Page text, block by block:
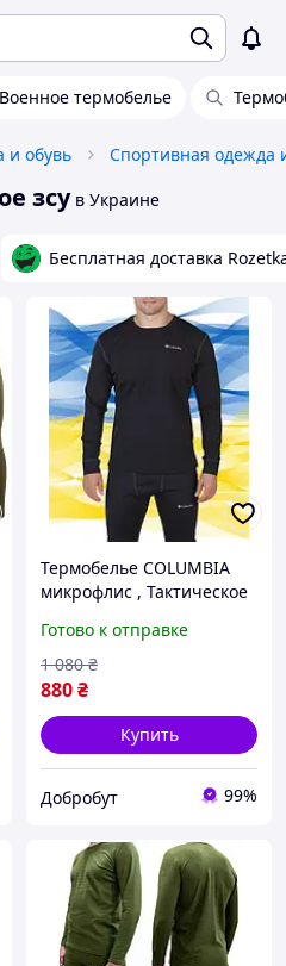
Военное термобелье
и обувь Спортивная одежда
зсув Украине
Бесплатная доставка
Термобелье COLUMBIA
микрофлис , Тактическое
термобелье военное,
Термобелье ЗСУ
Готово к отправке
880₴
1 080 ₴
Купить
Добробут 99%